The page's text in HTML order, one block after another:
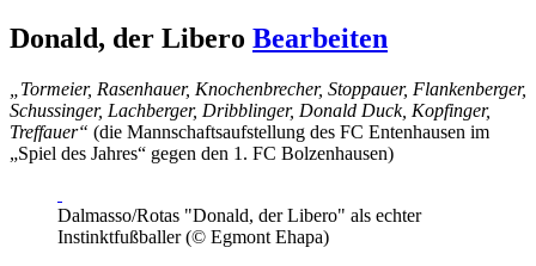
Donald, der Libero Bearbeiten
„Tormeier, Rasenhauer, Knochenbrecher, Stoppauer, Flankenberger,
Schussinger, Lachberger, Dribblinger, Donald Duck, Kopfinger,
Treffauer“ (die Mannschaftsaufstellung des FC Entenhausen im
„Spiel des Jahres“ gegen den 1. FC Bolzenhausen)
Dalmasso/Rotas "Donald, der Libero" als echter
Instinktfußballer (© Egmont Ehapa)